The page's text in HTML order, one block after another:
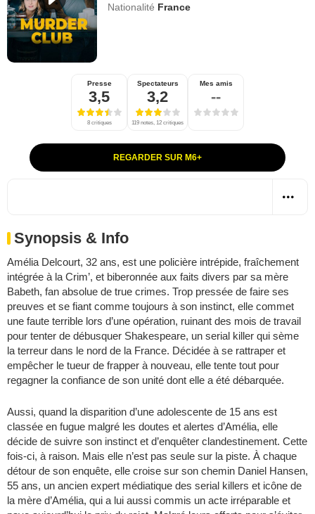
Nationalité France
Presse
3,5
8 critiques
Spectateurs
3,2
119 notes, 12 critiques
Mes amis
--
REGARDER SUR M6+
Synopsis & Info
Amélia Delcourt, 32 ans, est une policière intrépide, fraîchement
intégrée à la Crim’, et biberonnée aux faits divers par sa mère
Babeth, fan absolue de true crimes. Trop pressée de faire ses
preuves et se fiant comme toujours à son instinct, elle commet
une faute terrible lors d’une opération, ruinant des mois de travail
pour tenter de débusquer Shakespeare, un serial killer qui sème
la terreur dans le nord de la France. Décidée à se rattraper et
empêcher le tueur de frapper à nouveau, elle tente tout pour
regagner la confiance de son unité dont elle a été débarquée.
Aussi, quand la disparition d’une adolescente de 15 ans est
classée en fugue malgré les doutes et alertes d’Amélia, elle
décide de suivre son instinct et d’enquêter clandestinement. Cette
fois-ci, à raison. Mais elle n’est pas seule sur la piste. À chaque
détour de son enquête, elle croise sur son chemin Daniel Hansen,
55 ans, un ancien expert médiatique des serial killers et icône de
la mère d’Amélia, qui a lui aussi commis un acte irréparable et